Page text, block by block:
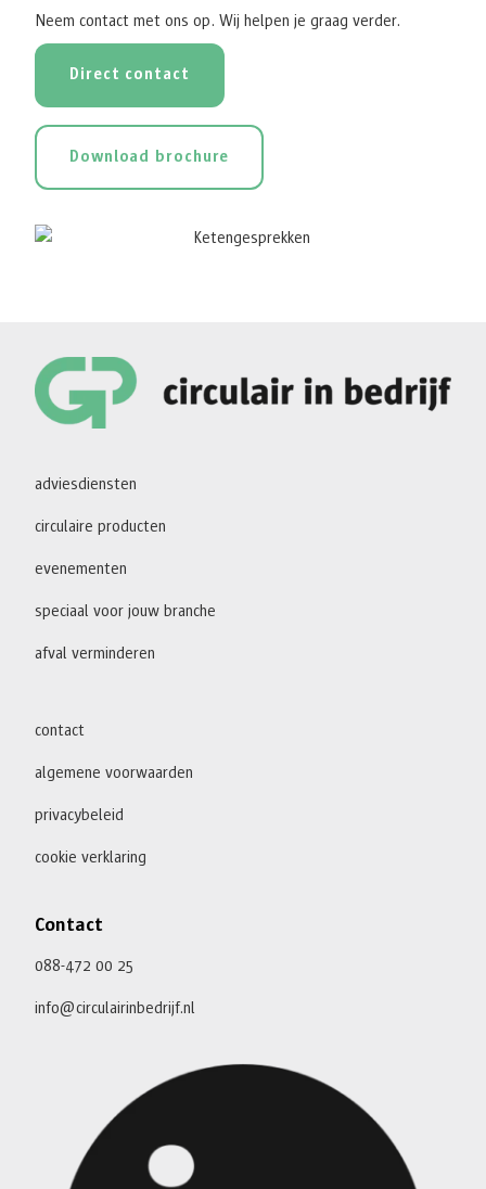
Neem contact met ons op. Wij helpen je graag verder.
Direct contact
Download brochure
adviesdiensten
circulaire producten
evenementen
speciaal voor jouw branche
afval verminderen
contact
algemene voorwaarden
privacybeleid
cookie verklaring
Contact
088-472 00 25
info@circulairinbedrijf.nl